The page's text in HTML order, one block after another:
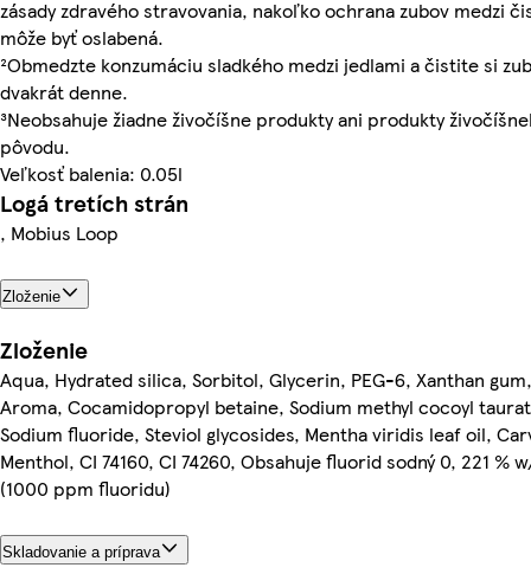
zásady zdravého stravovania, nakoľko ochrana zubov medzi
môže byť oslabená.
²Obmedzte konzumáciu sladkého medzi jedlami a čistite si
dvakrát denne.
³Neobsahuje žiadne živočíšne produkty ani produkty
pôvodu.
Veľkosť balenia: 0.05l
Logá tretích strán
, Mobius Loop
Zloženie
Zloženie
Aqua, Hydrated silica, Sorbitol, Glycerin, PEG-6, Xanthan gum,
Aroma, Cocamidopropyl betaine, Sodium methyl cocoyl
Sodium fluoride, Steviol glycosides, Mentha viridis leaf oil,
Menthol, CI 74160, CI 74260, Obsahuje fluorid sodný 0, 221 %
(1000 ppm fluoridu)
Skladovanie a príprava